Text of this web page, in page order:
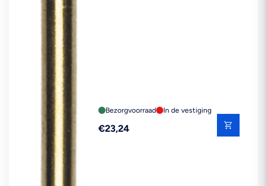
Bezorgvoorraad In de vestiging
Reguliere
€23,24